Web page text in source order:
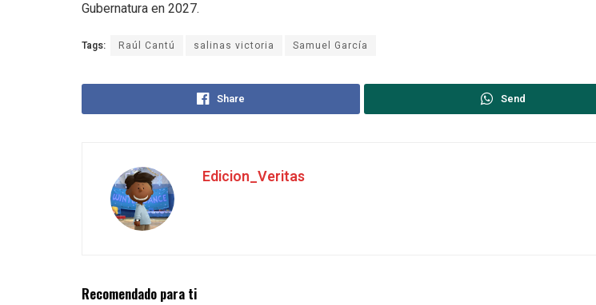
Gubernatura en 2027.
Tags: Raúl Cantú salinas victoria Samuel García
Share Send
Edicion_Veritas
Recomendado para ti